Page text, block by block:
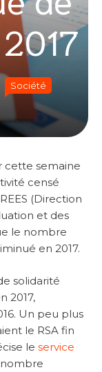
Société
cette semaine
censé
(Direction
et des
le nombre
en 2017.
solidarité
2017,
Un peu plus
le RSA fin
le service
nombre